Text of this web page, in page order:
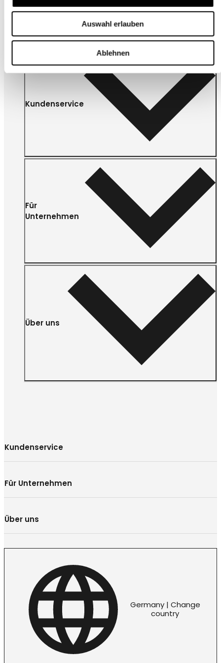
Auswahl erlauben
Ablehnen
Kundenservice
Für
Unternehmen
Über uns
Kundenservice
Für Unternehmen
Über uns
Germany | Change
country